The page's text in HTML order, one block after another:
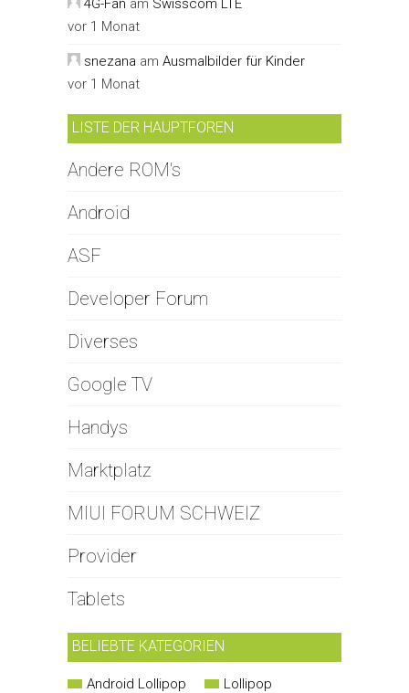
4G-Fan am Swisscom LTE
vor 1 Monat
snezana am Ausmalbilder für Kinder
vor 1 Monat
LISTE DER HAUPTFOREN
Andere ROM's
Android
ASF
Developer Forum
Diverses
Google TV
Handys
Marktplatz
MIUI FORUM SCHWEIZ
Provider
Tablets
BELIEBTE KATEGORIEN
Android Lollipop
Lollipop